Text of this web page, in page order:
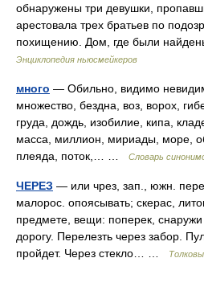
обнаружены три девушки,
арестовала трех братьев по
похищению. Дом, где были
Энциклопедия ньюсмейкеров
много — Обильно, видимо
множество, бездна, воз, ворох,
груда, дождь, изобилие, кипа,
масса, миллион, мириады, море,
плеяда, поток,… …
Словарь
ЧЕРЕЗ — или чрез, зап., южн.
малорос. опоясывать; скерас,
предмете, вещи: поперек,
дорогу. Перелезть через забор.
пройдет. Через стекло… …